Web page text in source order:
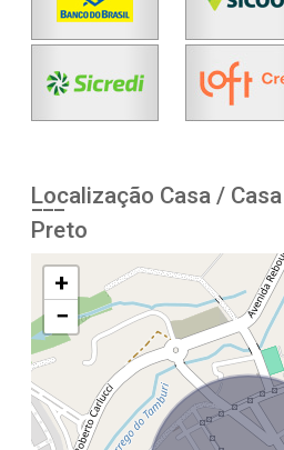
Localização Casa /
Preto
+
−